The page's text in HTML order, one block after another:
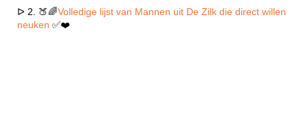
ᐅ 2. 🍑🌈Volledige lijst van Mannen uit De Zilk die direct willen
neuken ✅❤️